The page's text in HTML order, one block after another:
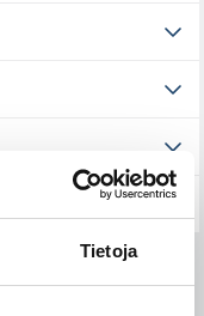
Tietoja